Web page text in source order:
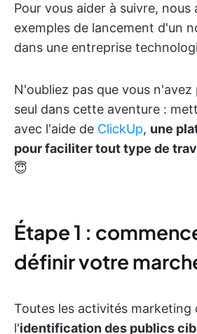
Pour vous aider à suivre, nous
exemples de lancement d'un
dans une entreprise
N'oubliez pas que vous n'avez
seul dans cette aventure :
avec l'aide de ClickUp, une
pour faciliter tout type de
😇
Étape 1 :
définir votre
Toutes les activités marketing
l'identification des publics